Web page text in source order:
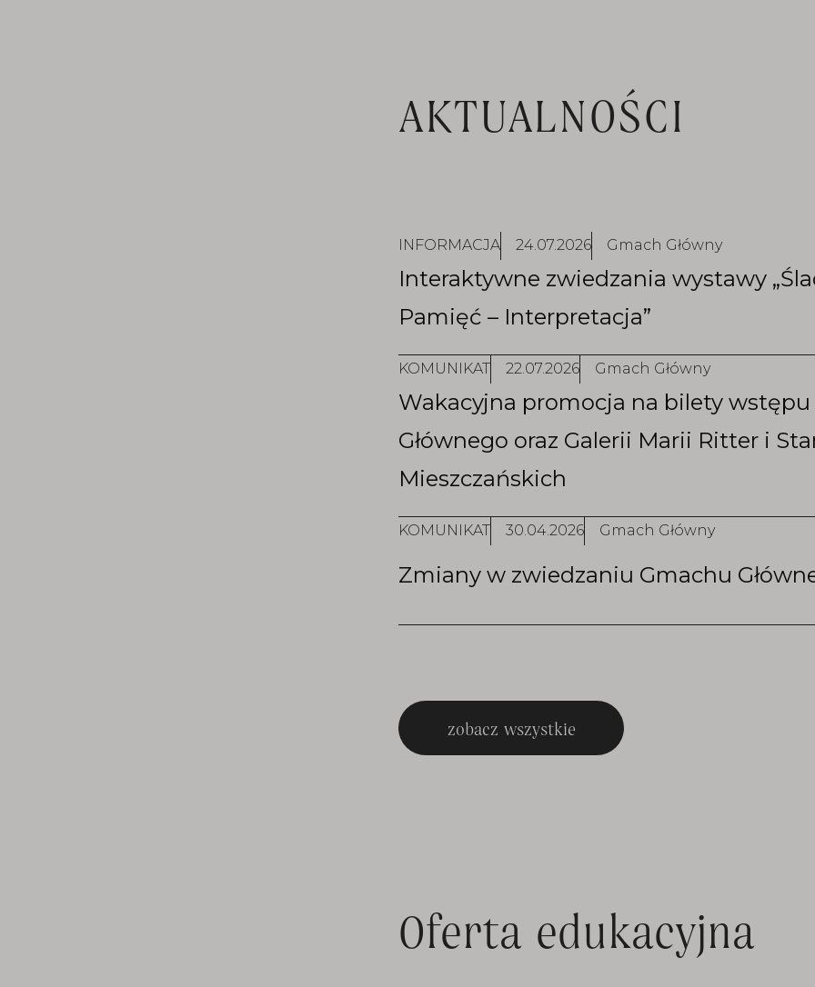
AKTUALNOŚCI
INFORMACJA 24.07.2026 Gmach Główny
Interaktywne zwiedzania wystawy
Pamięć – Interpretacja”
KOMUNIKAT 22.07.2026 Gmach Główny
Wakacyjna promocja na bilety
Głównego oraz Galerii Marii Ritter i
Mieszczańskich
KOMUNIKAT 30.04.2026 Gmach Główny
Zmiany w zwiedzaniu Gmachu
zobacz wszystkie
Oferta edukacyjna